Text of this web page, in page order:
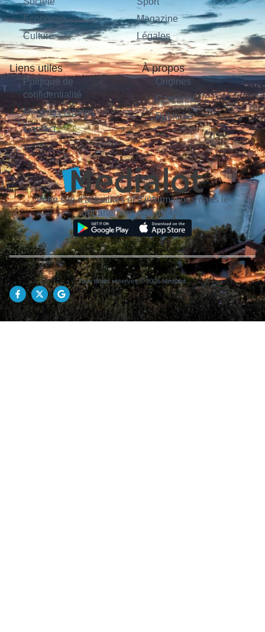
Économie
Culture
Magazine
Légales
Liens utiles
Politique de
confidentialité
Mentions légales
Contact
À propos
Origines
Carrières
Publicité
Votre site d'actualités et d'informations dans le
département du Lot (46).
Tous droits réservés © 2026 Medialot.